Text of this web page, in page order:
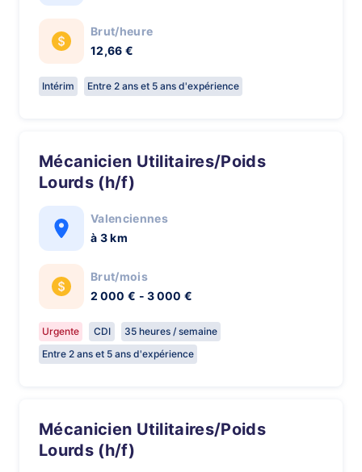
Brut/heure
12,66 €
Intérim Entre 2 ans et 5 ans d'expérience
Mécanicien Utilitaires/Poids
Lourds (h/f)
Valenciennes
à 3 km
Brut/mois
2 000 € - 3 000 €
Urgente CDI
35 heures / semaine
Entre 2 ans et 5 ans d'expérience
Mécanicien Utilitaires/Poids
Lourds (h/f)